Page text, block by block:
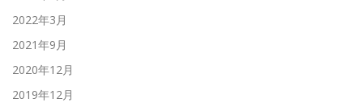
2022年3月
2021年9月
2020年12月
2019年12月